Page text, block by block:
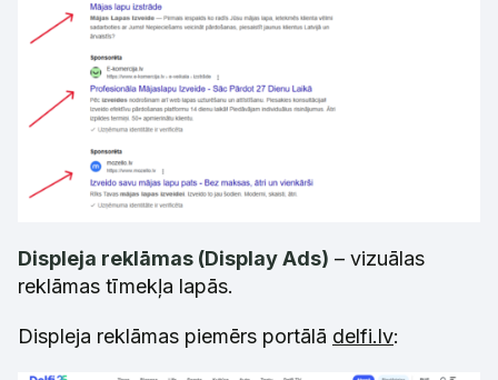
Displeja reklāmas (Display Ads) – vizuālas
reklāmas tīmekļa lapās.
Displeja reklāmas piemērs portālā delfi.lv: